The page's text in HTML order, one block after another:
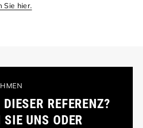
Sie hier.
REFERENZ?
SIE UNS ODER